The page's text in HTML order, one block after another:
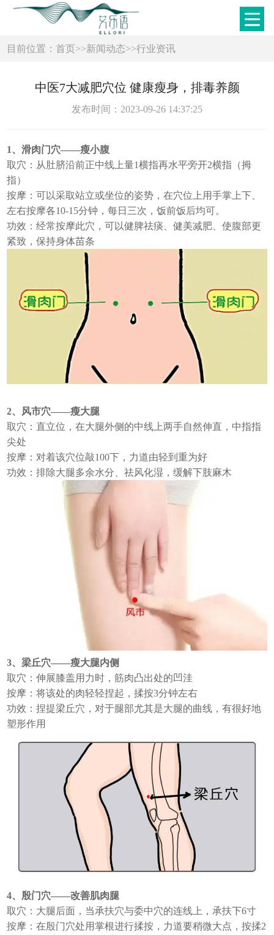
目前位置：首页>>新闻动态>>行业资讯
中医7大减肥穴位 健康瘦身，排毒养颜
发布时间：2023-09-26 14:37:25
1、滑肉门穴——瘦小腹
取穴：从肚脐沿前正中线上量1横指再水平旁开2横指（拇
指）
按摩：可以采取站立或坐位的姿势，在穴位上用手掌上下、
左右按摩各10-15分钟，每日三次，饭前饭后均可。
功效：经常按摩此穴，可以健脾祛痰、健美减肥、使腹部更
紧致，保持身体苗条
2、风市穴——瘦大腿
取穴：直立位，在大腿外侧的中线上两手自然伸直，中指指
尖处
按摩：对着该穴位敲100下，力道由轻到重为好
功效：排除大腿多余水分、祛风化湿，缓解下肢麻木
3、梁丘穴——瘦大腿内侧
取穴：伸展膝盖用力时，筋肉凸出处的凹洼
按摩：将该处的肉轻轻捏起，揉按3分钟左右
功效：捏提梁丘穴，对于腿部尤其是大腿的曲线，有很好地
塑形作用
4、殷门穴——改善肌肉腿
取穴：大腿后面，当承扶穴与委中穴的连线上，承扶下6寸
按摩：在殷门穴处用掌根进行揉按，力道要稍微大点，按揉2